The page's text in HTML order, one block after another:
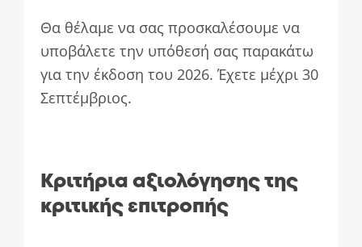
Θα θέλαμε να σας προσκαλέσουμε να
υποβάλετε την υπόθεσή σας παρακάτω
για την έκδοση του 2026. Έχετε μέχρι 30
Σεπτέμβριος.
Κριτήρια αξιολόγησης της
κριτικής επιτροπής